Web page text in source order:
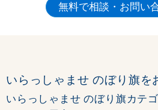
いらっしゃませ のぼり旗を
いらっしゃませ のぼり旗カテ